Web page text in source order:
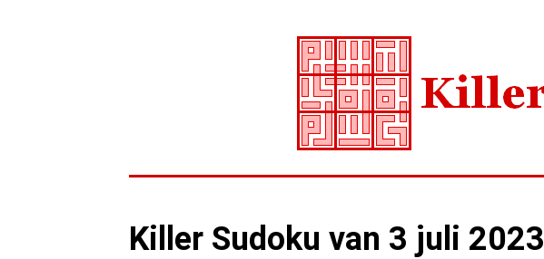
Killer Sudoku van 3 juli 2023